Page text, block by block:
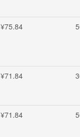
¥75.84
¥71.84
¥71.84